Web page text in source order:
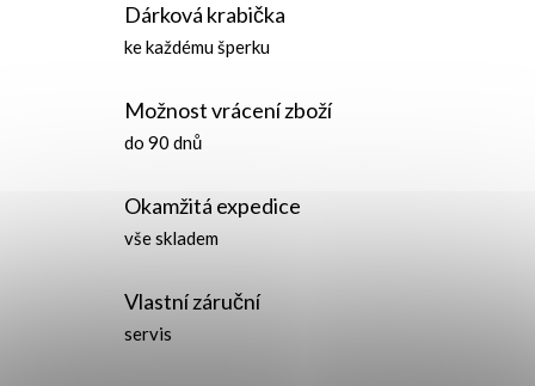
Dárková krabička
ke každému šperku
Možnost vrácení zboží
do 90 dnů
Okamžitá expedice
vše skladem
Vlastní záruční
servis